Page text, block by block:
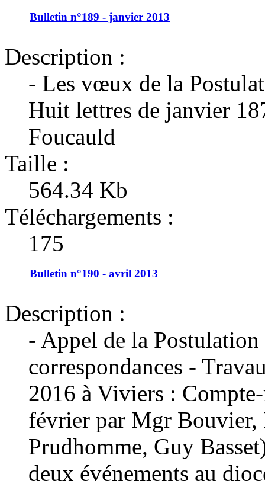
Bulletin n°189 - janvier 2013
Description :
- Les vœux de la
Huit lettres de janvier
Foucauld
Taille :
564.34 Kb
Téléchargements :
175
Bulletin n°190 - avril 2013
Description :
- Appel de la Postulation
correspondances -
2016 à Viviers :
février par Mgr Bouvier,
Prudhomme, Guy
deux événements au